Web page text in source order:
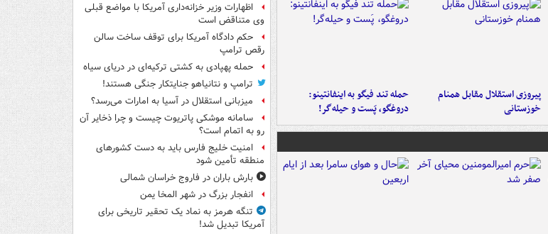
پیروزی استقلال مقابل همنام
خوزستانی
حمله تند فیگو به اینفانتینو:
دروغگو، پَست‌ و حیله‌گر!
اظهارات وزیر خزانه‌داری آمریکا با مواضع قبلی
وی متناقض است
حکم دادگاه آمریکا برای توقف ساخت سالن
رقص ترامپ
حمله پهپادی به کشتی ترکیه‌ای در دریای سیاه
ترامپ و نتانیاهو جنایتکار جنگی هستند!
میزبانی استقلال در آسیا به امارات می‌رسد؟
سامانه موشکی پاتریوت چیست و چرا ذخایر آن
رو به اتمام است؟
امنیت خلیج فارس باید به دست کشورهای
منطقه تأمین شود
بارش باران در فاروج خراسان شمالی
انفجار بزرگ در شهر المخا یمن
تنگه هرمز به نماد یک تحقیر تاریخی برای
آمریکا تبدیل شد!